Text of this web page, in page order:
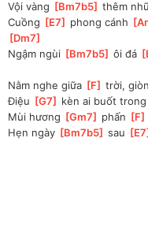
Vội vàng [Bm7b5 ] thêm
Cuồng [E7 phong cánh [
[Dm7
Ngậm ngùi [Bm7b5 ] ôi đá [
Nằm nghe giữa [F ] trời,
Điệu [G7 kèn ai buốt trong
Mùi hương [Gm7 phấn [F
Hẹn ngày [Bm7b5 ] sau [E7